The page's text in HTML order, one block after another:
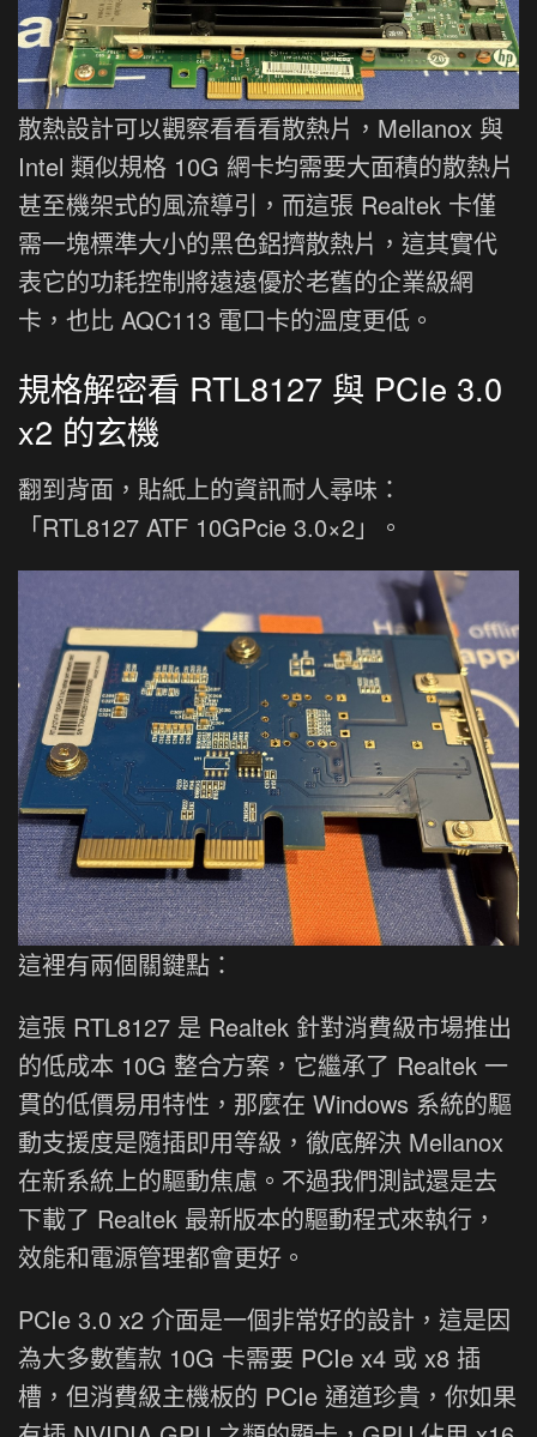
散熱設計可以觀察看看看散熱片，Mellanox 與
Intel 類似規格 10G 網卡均需要大面積的散熱片
甚至機架式的風流導引，而這張 Realtek 卡僅
需一塊標準大小的黑色鋁擠散熱片，這其實代
表它的功耗控制將遠遠優於老舊的企業級網
卡，也比 AQC113 電口卡的溫度更低。
規格解密看 RTL8127 與 PCIe 3.0
x2 的玄機
翻到背面，貼紙上的資訊耐人尋味：
「RTL8127 ATF 10GPcie 3.0×2」。
這裡有兩個關鍵點：
這張 RTL8127 是 Realtek 針對消費級市場推出
的低成本 10G 整合方案，它繼承了 Realtek 一
貫的低價易用特性，那麼在 Windows 系統的驅
動支援度是隨插即用等級，徹底解決 Mellanox
在新系統上的驅動焦慮。不過我們測試還是去
下載了 Realtek 最新版本的驅動程式來執行，
效能和電源管理都會更好。
PCIe 3.0 x2 介面是一個非常好的設計，這是因
為大多數舊款 10G 卡需要 PCIe x4 或 x8 插
槽，但消費級主機板的 PCIe 通道珍貴，你如果